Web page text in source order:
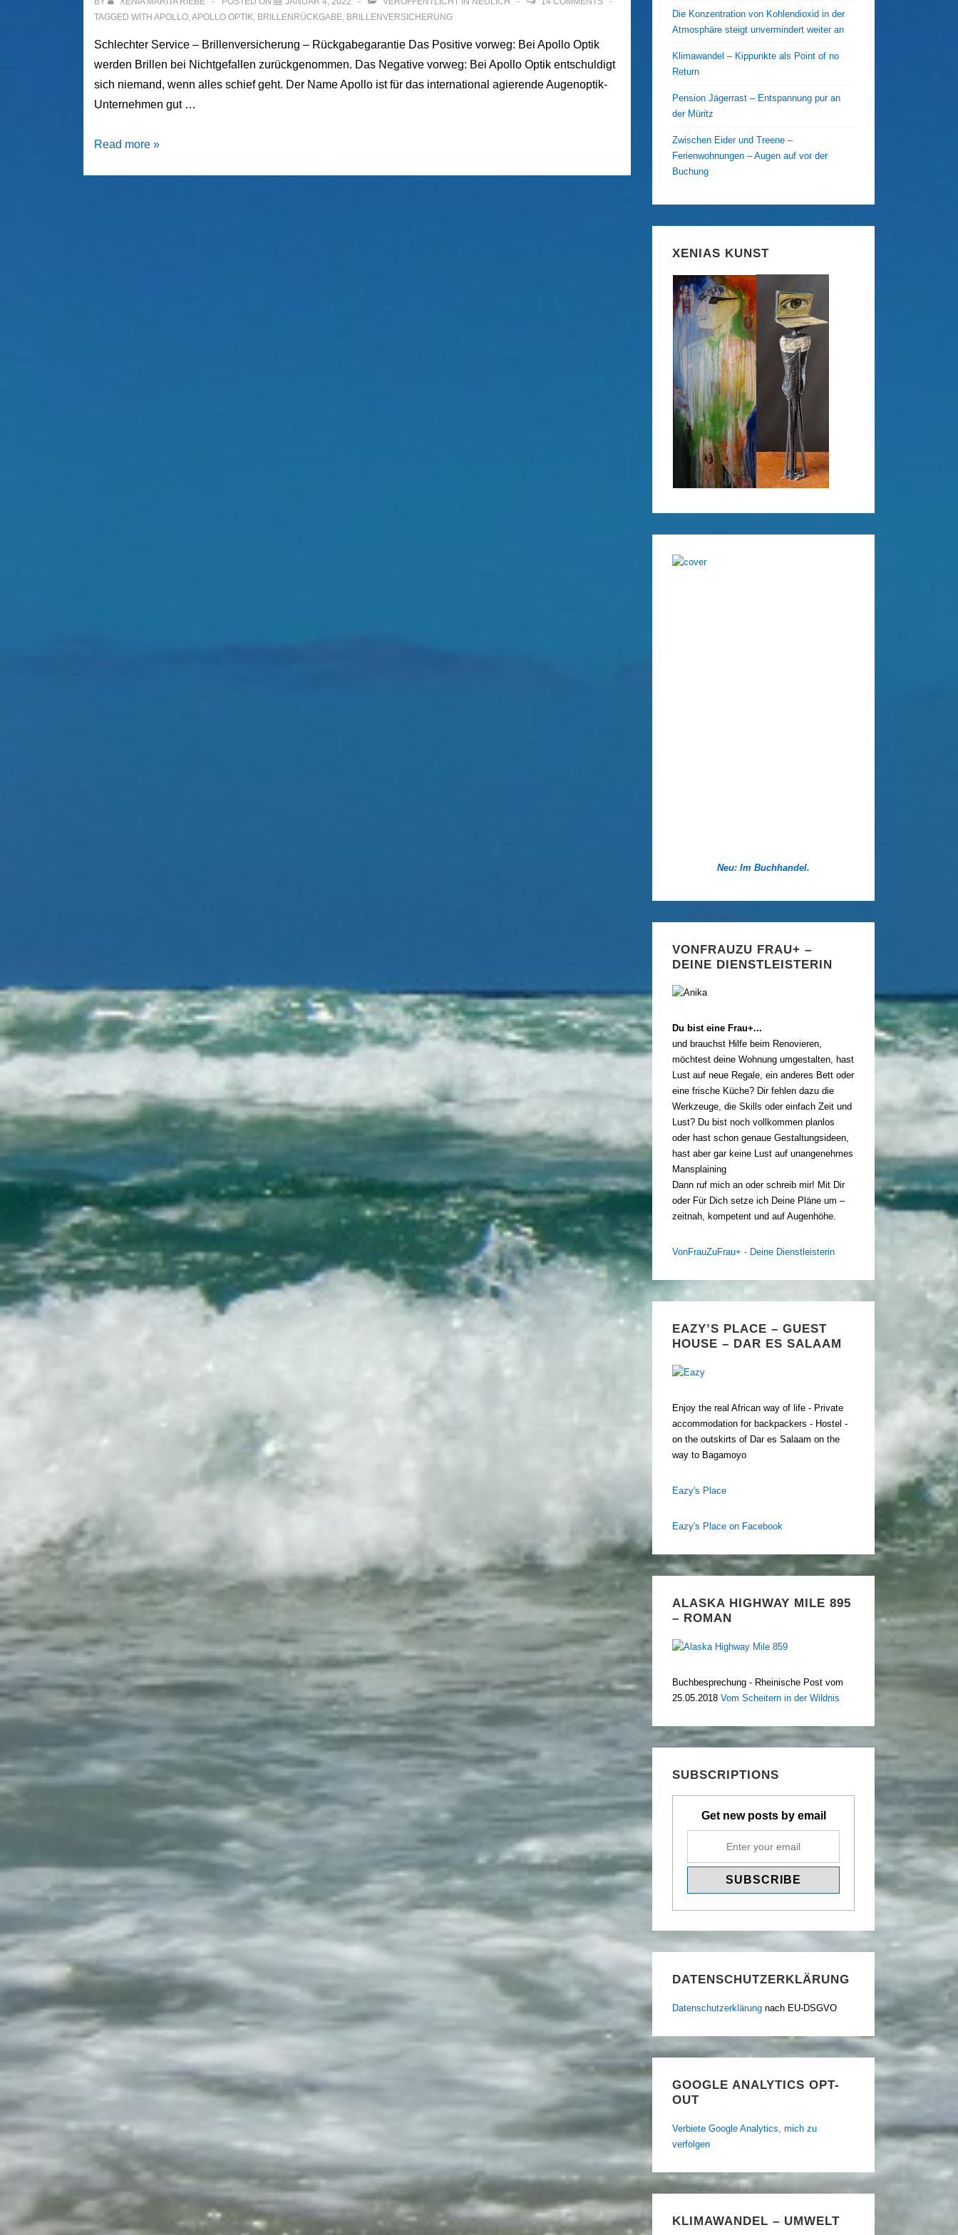
TAGGED WITH APOLLO APOLLO OPTIK BRILLENRÜCKGABE BRILLENVERSICHERUNG
Schlechter Service – Brillenversicherung – Rückgabegarantie Das Positive vorweg: Bei Apollo Optik
werden Brillen bei Nichtgefallen zurückgenommen. Das Negative vorweg: Bei Apollo Optik entschuldigt
sich niemand, wenn alles schief geht. Der Name Apollo ist für das international agierende Augenoptik-
Unternehmen gut …
Apollo
Read more »
Die Konzentration von Kohlendioxid in der
Atmosphäre steigt unvermindert weiter an
Klimawandel – Kippunkte als Point of no
Return
Pension Jägerrast – Entspannung pur an
der Müritz
Zwischen Eider und Treene –
Ferienwohnungen – Augen auf vor der
Buchung
XENIAS KUNST
Neu: Im Buchhandel.
VONFRAUZU FRAU+ –
DEINE DIENSTLEISTERIN
Du bist eine Frau+...
und brauchst Hilfe beim Renovieren,
möchtest deine Wohnung umgestalten, hast
Lust auf neue Regale, ein anderes Bett oder
eine frische Küche? Dir fehlen dazu die
Werkzeuge, die Skills oder einfach Zeit und
Lust? Du bist noch vollkommen planlos
oder hast schon genaue Gestaltungsideen,
hast aber gar keine Lust auf unangenehmes
Mansplaining
Dann ruf mich an oder schreib mir! Mit Dir
oder Für Dich setze ich Deine Pläne um –
zeitnah, kompetent und auf Augenhöhe.
VonFrauZuFrau+ - Deine Dienstleisterin
EAZY’S PLACE – GUEST
HOUSE – DAR ES SALAAM
Enjoy the real African way of life - Private
accommodation for backpackers - Hostel -
on the outskirts of Dar es Salaam on the
way to Bagamoyo
Eazy's Place
Eazy's Place on Facebook
ALASKA HIGHWAY MILE 895
– ROMAN
Buchbesprechung - Rheinische Post vom
25.05.2018 Vom Scheitern in der Wildnis
SUBSCRIPTIONS
Get new posts by email
DATENSCHUTZERKLÄRUNG
Datenschutzerklärung nach EU-DSGVO
GOOGLE ANALYTICS OPT-
OUT
Verbiete Google Analytics, mich zu
verfolgen
KLIMAWANDEL – UMWELT